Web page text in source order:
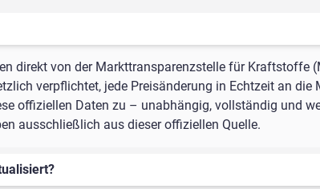
direkt von der Markttransparenzstelle für Kraftstoffe
verpflichtet, jede Preisänderung in Echtzeit an die
offiziellen Daten zu – unabhängig, vollständig und
ausschließlich aus dieser offiziellen Quelle.